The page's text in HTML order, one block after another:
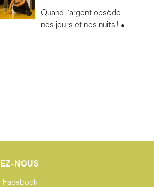
Quand l’argent obsède
nos jours et nos nuits !
NOUS
Facebook